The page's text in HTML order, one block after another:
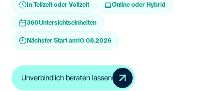
In Teilzeit oder Vollzeit Online oder Hybrid
360Untersichtseinheiten
Nächster Start am10.08.2026
Unverbindlich beraten lassen